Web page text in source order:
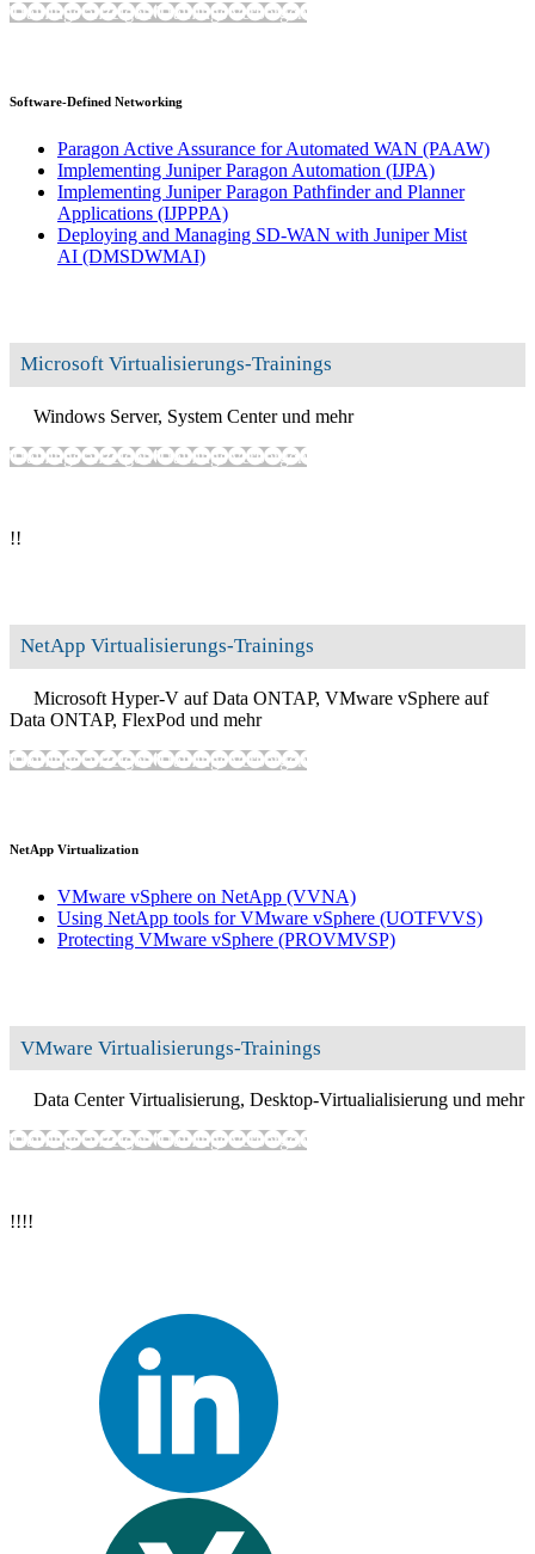
Trainings anzeigenTrainings verbergen
Software-Defined Networking
Paragon Active Assurance for Automated WAN (PAAW)
Implementing Juniper Paragon Automation (IJPA)
Implementing Juniper Paragon Pathfinder and Planner
Applications (IJPPPA)
Deploying and Managing SD-WAN with Juniper Mist
AI (DMSDWMAI)
Microsoft Virtualisierungs-Trainings
Windows Server, System Center und mehr
Trainings anzeigenTrainings verbergen
!!
NetApp Virtualisierungs-Trainings
Microsoft Hyper-V auf Data ONTAP, VMware vSphere auf
Data ONTAP, FlexPod und mehr
Trainings anzeigenTrainings verbergen
NetApp Virtualization
VMware vSphere on NetApp (VVNA)
Using NetApp tools for VMware vSphere (UOTFVVS)
Protecting VMware vSphere (PROVMVSP)
VMware Virtualisierungs-Trainings
Data Center Virtualisierung, Desktop-Virtualialisierung und mehr
Trainings anzeigenTrainings verbergen
!!!!